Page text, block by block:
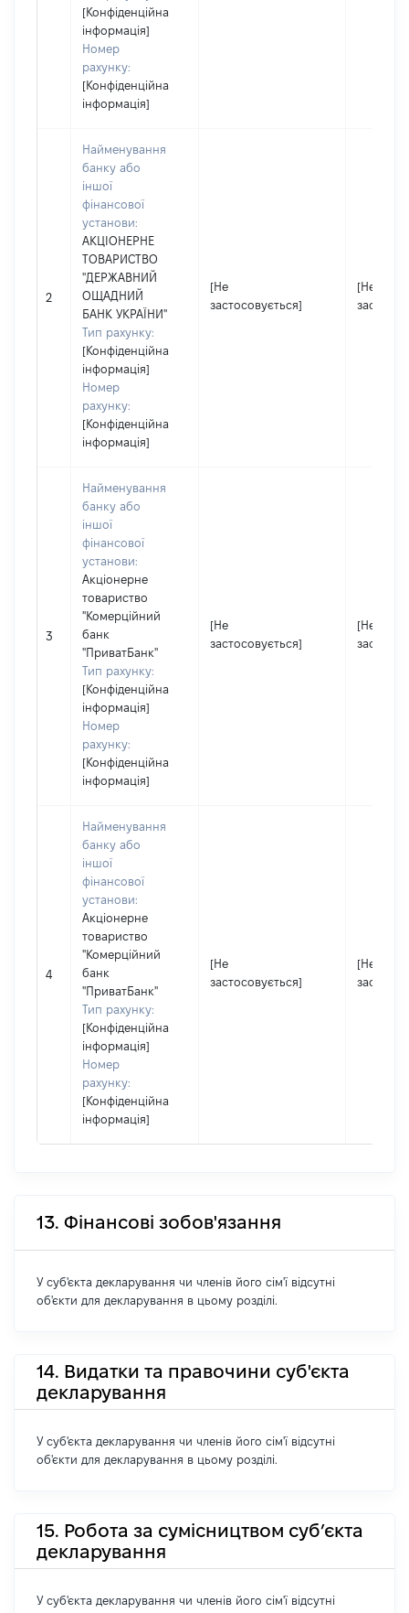
[Конфіденційна
інформація]
Номер
рахунку:
[Конфіденційна
інформація]
2
Найменування
банку або
іншої
фінансової
установи:
АКЦІОНЕРНЕ
ТОВАРИСТВО
"ДЕРЖАВНИЙ
ОЩАДНИЙ
БАНК УКРАЇНИ"
Тип рахунку:
[Конфіденційна
інформація]
Номер
рахунку:
[Конфіденційна
інформація]
[Не
застосовується]
[Не
3
Найменування
банку або
іншої
фінансової
установи:
Акціонерне
товариство
"Комерційний
банк
"ПриватБанк"
Тип рахунку:
[Конфіденційна
інформація]
Номер
рахунку:
[Конфіденційна
інформація]
[Не
застосовується]
[Не
4
Найменування
банку або
іншої
фінансової
установи:
Акціонерне
товариство
"Комерційний
банк
"ПриватБанк"
Тип рахунку:
[Конфіденційна
інформація]
Номер
рахунку:
[Конфіденційна
інформація]
[Не
застосовується]
[Не
13. Фінансові зобов'язання
У суб'єкта декларування чи членів його сім'ї відсутні
об'єкти для декларування в цьому розділі.
14. Видатки та правочини суб'єкта
декларування
У суб'єкта декларування чи членів його сім'ї відсутні
об'єкти для декларування в цьому розділі.
15. Робота за сумісництвом суб’єкта
декларування
У суб'єкта декларування чи членів його сім'ї відсутні